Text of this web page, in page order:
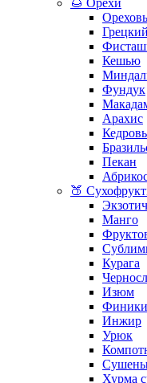
🌰 Орехи
Кешью
Фундук
Арахис
Пекан
🍑
Манго
Курага
Изюм
Финики
Инжир
Урюк
Хурма